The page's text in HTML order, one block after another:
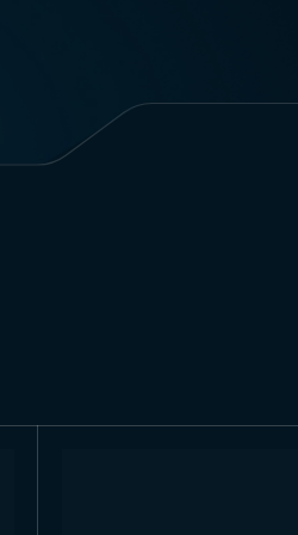
Ататюрка на больших
и видение Ататюрка,